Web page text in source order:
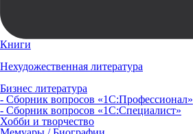
Книги
Нехудожественная литература
Бизнес литература
- Сборник вопросов «1С:Профессионал»
- Сборник вопросов «1С:Специалист»
Хобби и творчество